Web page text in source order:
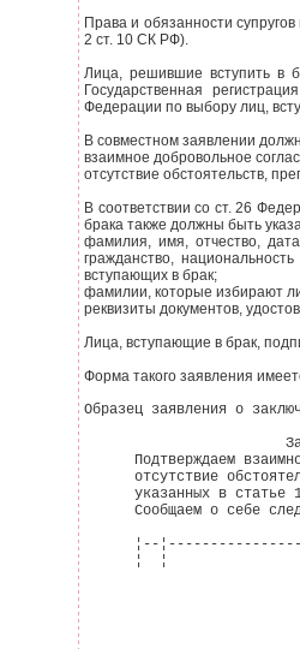
Права и обязанности
2 ст. 10 СК РФ).
Лица, решившие вступить в
Государственная
Федерации по выбору лиц,
В совместном заявлении
взаимное добровольное
отсутствие обстоятельств,
В соответствии со ст. 26
брака также должны быть
фамилия, имя, отчество,
гражданство,
вступающих в брак;
фамилии, которые избирают
реквизиты документов,
Лица, вступающие в брак,
Форма такого заявления
Образец заявления о
Заявление о
Подтверждаем взаимное
отсутствие
указанных в статье 14
Сообщаем о себе
¦--
¦ ¦ ¦